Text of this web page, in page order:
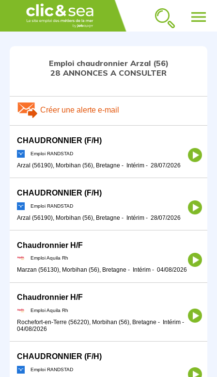
menu
Emploi chaudronnier Arzal (56)
28 ANNONCES A CONSULTER
Créer une alerte e-mail
CHAUDRONNIER (F/H)
Emploi RANDSTAD
Arzal (56190), Morbihan (56), Bretagne - Intérim - 28/07/2026
CHAUDRONNIER (F/H)
Emploi RANDSTAD
Arzal (56190), Morbihan (56), Bretagne - Intérim - 28/07/2026
Chaudronnier H/F
Emploi Aquila Rh
Marzan (56130), Morbihan (56), Bretagne - Intérim - 04/08/2026
Chaudronnier H/F
Emploi Aquila Rh
Rochefort-en-Terre (56220), Morbihan (56), Bretagne - Intérim -
04/08/2026
CHAUDRONNIER (F/H)
Emploi RANDSTAD